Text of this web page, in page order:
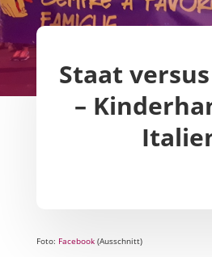
Staat
–
Foto: Facebook(Ausschnitt)